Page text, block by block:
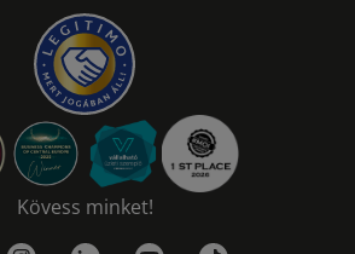
Kövess minket!